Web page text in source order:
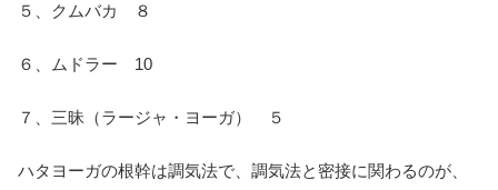
５、クムバカ ８
６、ムドラー 10
７、三昧（ラージャ・ヨーガ） ５
ハタヨーガの根幹は調気法で、調気法と密接に関わるのが、